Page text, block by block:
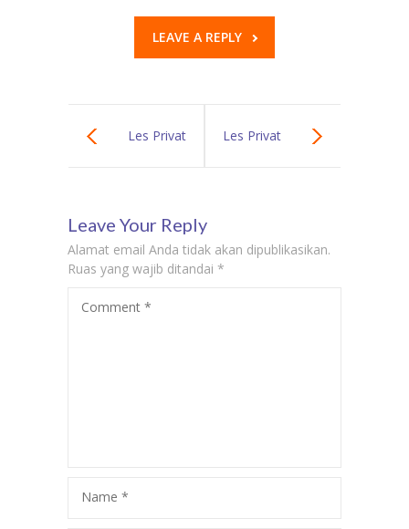
LEAVE A REPLY
Les Privat
Mandarin di
Mampang
Prapatan –
Les Privat
Pesanggrahan –
Leave Your Reply
Alamat email Anda tidak akan dipublikasikan.
Ruas yang wajib ditandai *
Comment *
Name *